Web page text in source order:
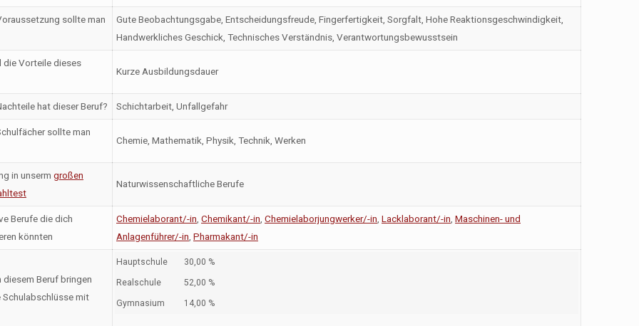
sollte man
Gute Beobachtungsgabe, Entscheidungsfreude, Fingerfertigkeit, Sorgfalt, Hohe Reaktionsgeschwindigkeit,
Handwerkliches Geschick, Technisches Verständnis, Verantwortungsbewusstsein
die Vorteile dieses
Kurze Ausbildungsdauer
hat dieser Beruf? Schichtarbeit, Unfallgefahr
sollte man
Chemie, Mathematik, Physik, Technik, Werken
in unserm großen
Naturwissenschaftliche Berufe
Berufe die dich
könnten
Chemielaborant/-in Chemikant/-in Chemielaborjungwerker/-in Lacklaborant/-in Maschinen- und
Anlagenführer/-in Pharmakant/-in
diesem Beruf bringen
mit
Hauptschule 30,00 %
Realschule 52,00 %
Gymnasium 14,00 %